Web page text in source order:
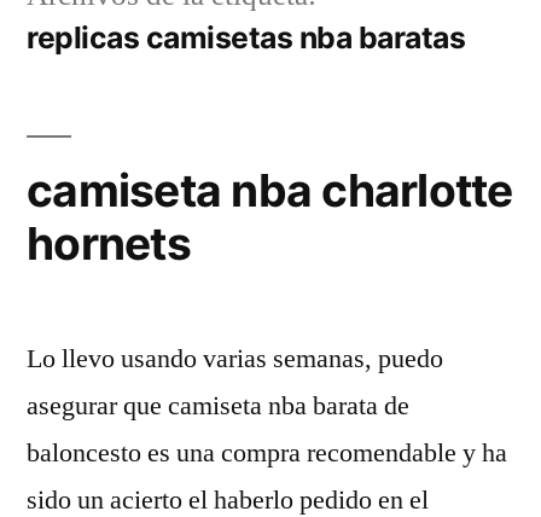
replicas camisetas nba baratas
camiseta nba charlotte
hornets
Lo llevo usando varias semanas, puedo
asegurar que camiseta nba barata de
baloncesto es una compra recomendable y ha
sido un acierto el haberlo pedido en el